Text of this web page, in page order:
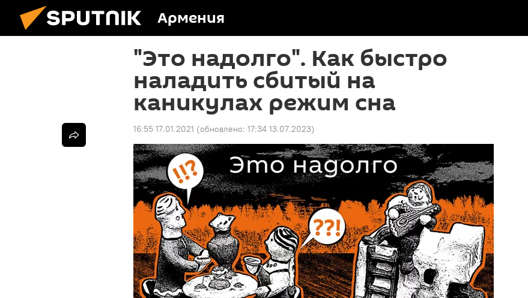
Армения
"Это надолго". Как быстро
наладить сбитый на
каникулах режим сна
16:55 17.01.2021 (обновлено: 17:34 13.07.2023)